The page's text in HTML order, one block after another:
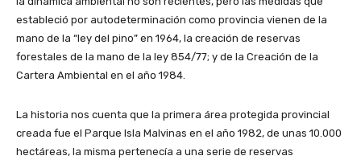
estableció por autodeterminación como provincia vienen de la
mano de la “ley del pino” en 1964, la creación de reservas
forestales de la mano de la ley 854/77; y de la Creación de la
Cartera Ambiental en el año 1984.
La historia nos cuenta que la primera área protegida provincial
creada fue el Parque Isla Malvinas en el año 1982, de unas 10.000
hectáreas, la misma pertenecía a una serie de reservas